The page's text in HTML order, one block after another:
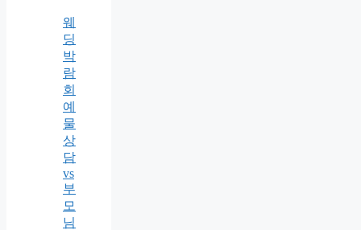
웨
딩
박
람
회
예
물
상
담
vs
부
모
님